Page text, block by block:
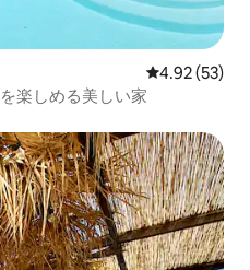
レビュー53
4.92 (53)
楽しめる美しい家